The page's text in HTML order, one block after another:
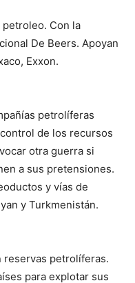
Con la
De Beers. Apoyan
Exxon.
petrolíferas
de los recursos
otra guerra si
a sus pretensiones.
y vías de
y Turkmenistán.
reservas petrolíferas.
para explotar sus